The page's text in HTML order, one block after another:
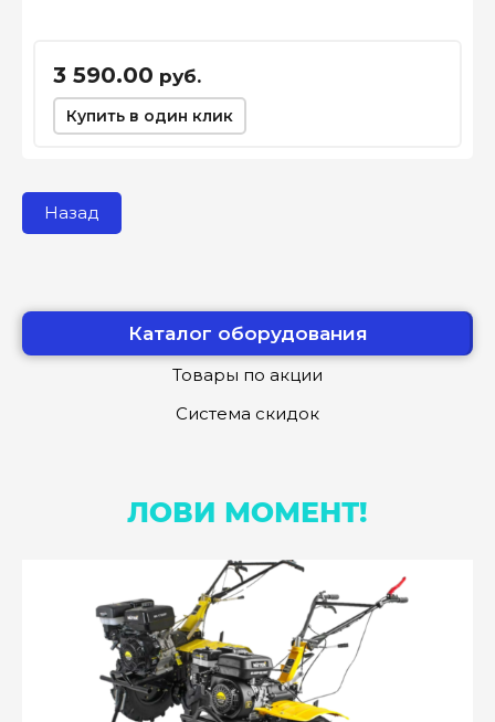
Каталог оборудования
Товары по акции
Система скидок
ЛОВИ МОМЕНТ!
3 590.00 руб.
Купить в один клик
Назад